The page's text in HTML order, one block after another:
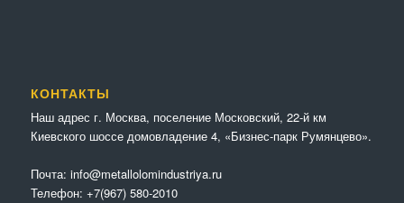
КОНТАКТЫ
Наш адрес г. Москва, поселение Московский, 22-й км
Киевского шоссе домовладение 4, «Бизнес-парк Румянцево».
Почта: info@metallolomindustriya.ru
Телефон: +7(967) 580-2010